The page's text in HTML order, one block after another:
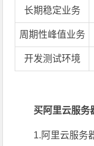
长期稳定业务
周期性峰值业务
开发测试环境
买阿里云服务
1.阿里云服务